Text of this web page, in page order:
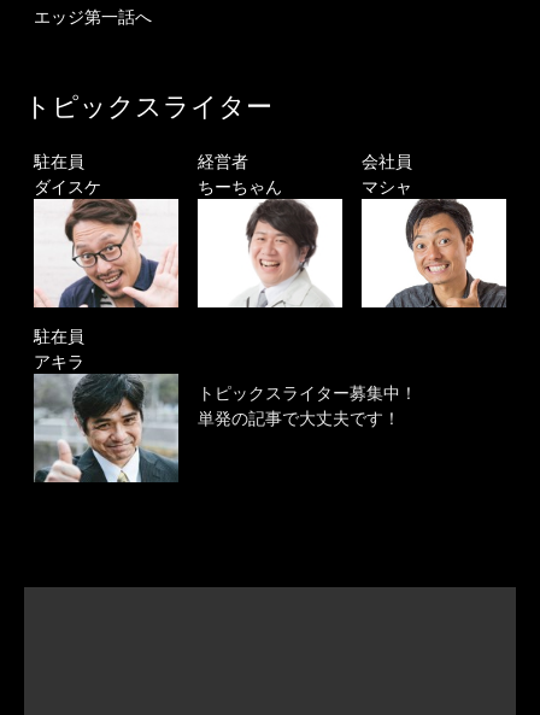
エッジ第一話へ
トピックスライター
駐在員
ダイスケ
経営者
ちーちゃん
会社員
マシャ
駐在員
アキラ
トピックスライター募集中！
単発の記事で大丈夫です！